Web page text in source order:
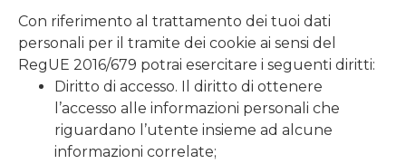
Con riferimento al trattamento dei tuoi dati
personali per il tramite dei cookie ai sensi del
RegUE 2016/679 potrai esercitare i seguenti diritti:
Diritto di accesso. Il diritto di ottenere
l’accesso alle informazioni personali che
riguardano l’utente insieme ad alcune
informazioni correlate;